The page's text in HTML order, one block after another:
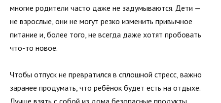
многие родители часто даже не задумываются. Дети —
не взрослые, они не могут резко изменить привычное
питание и, более того, не всегда даже хотят пробовать
что-то новое.
Чтобы отпуск не превратился в сплошной стресс, важно
заранее продумать, что ребёнок будет есть на отдыхе.
Лучше взять с собой из дома безопасные продукты